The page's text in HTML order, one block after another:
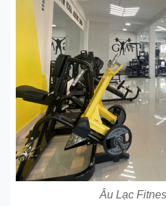
Âu Lạc